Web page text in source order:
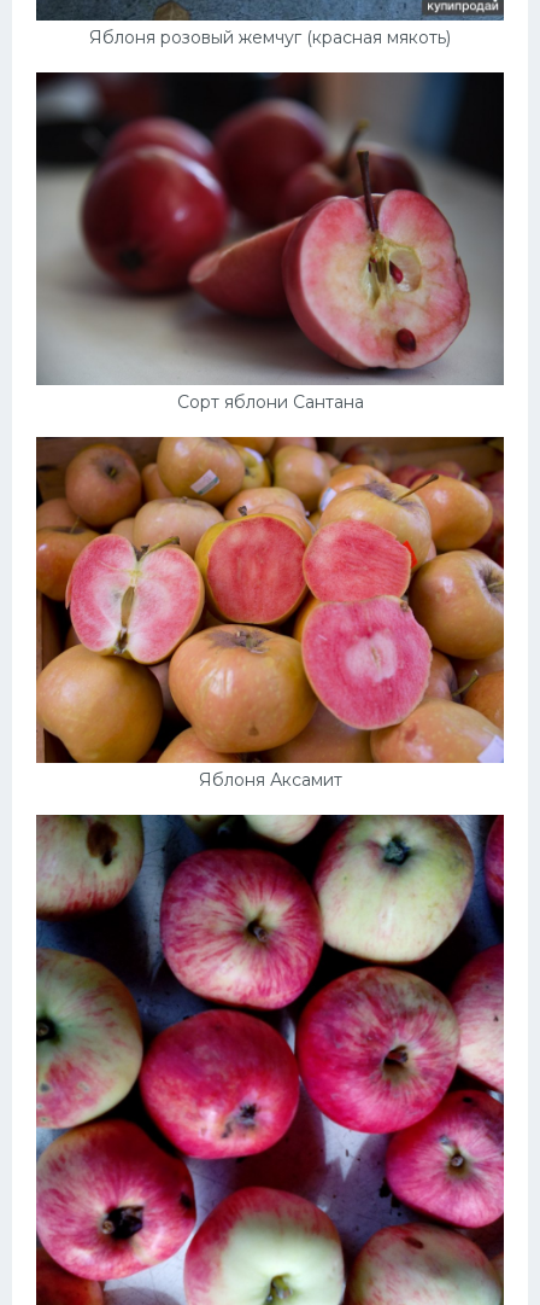
Яблоня розовый жемчуг (красная мякоть)
Сорт яблони Сантана
Яблоня Аксамит